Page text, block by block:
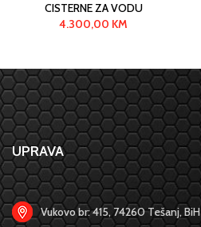
CISTERNE ZA VODU
4.300,00 KM
UPRAVA
Vukovo br: 415, 74260 Tešanj, BiH